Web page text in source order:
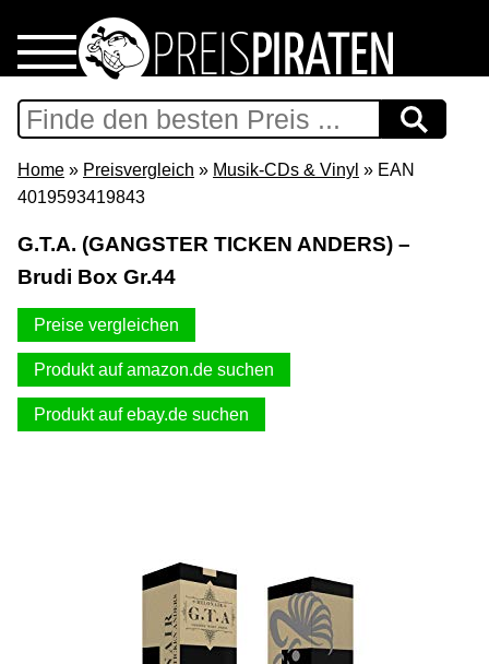
Home
Download
Support & Newsletter
Presse
Datenschutz
Home » Preisvergleich » Musik-CDs & Vinyl » EAN
4019593419843
G.T.A. (GANGSTER TICKEN ANDERS) –
Brudi Box Gr.44
Preise vergleichen
Produkt auf amazon.de suchen
Produkt auf ebay.de suchen